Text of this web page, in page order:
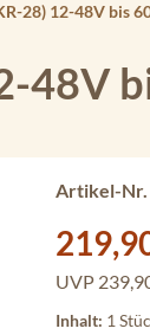
28) 12-48V bis
48V
Artikel-Nr.
UVP
Inhalt: 1